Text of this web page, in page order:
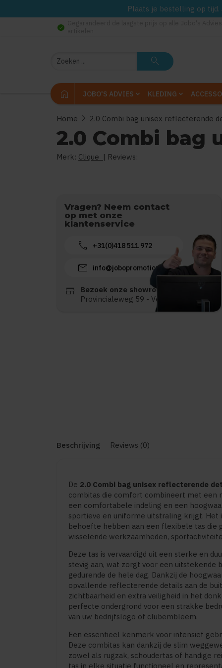
Plaats je bestelling op
check_circle
Zoeken search
home JOBO'S ADVIES KLEDING
Home chevron_right 2.0 Combi bag unisex reflecterende
2.0 Combi bag
Merk: Clique | Reviews:
Vragen? Neem contact
op met onze
klantenservice
call +31(0)418 511 972
mail info@jobopromotions.nl
store
Bezoek onze showroom:
Provincialeweg 59 - Velddriel
Beschrijving Reviews (0)
De 2.0 Combi bag unisex reflecterende
combitas die comfort combineert met een
een comfortabele indeling en een
sportieve en uniforme uitstraling krijgt. Het
behoefte hebben aan een flexibele tas
wisselende werkzaamheden,
Deze tas is vervaardigd uit een sterke en
stevig aan, wat zorgt voor een uitstekende
gedurende de hele dag. Dankzij de
opvallende reflecterende details aan de
zichtbaarheid en extra veiligheid in het
perfecte ondergrond voor een strakke
van uw bedrijfslogo of clubembleem.
Een essentieel kenmerk voor intensief
Deze combitas kan dankzij de slim
zowel als rugzak, schoudertas of handige
tas in elke situatie functioneel en